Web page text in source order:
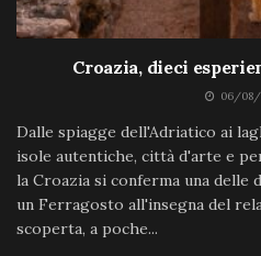
Croazia, dieci
06/08/
Dalle spiagge dell'Adriatico ai
isole autentiche, città d'arte e
la Croazia si conferma una
un Ferragosto all'insegna del
scoperta, a poche...